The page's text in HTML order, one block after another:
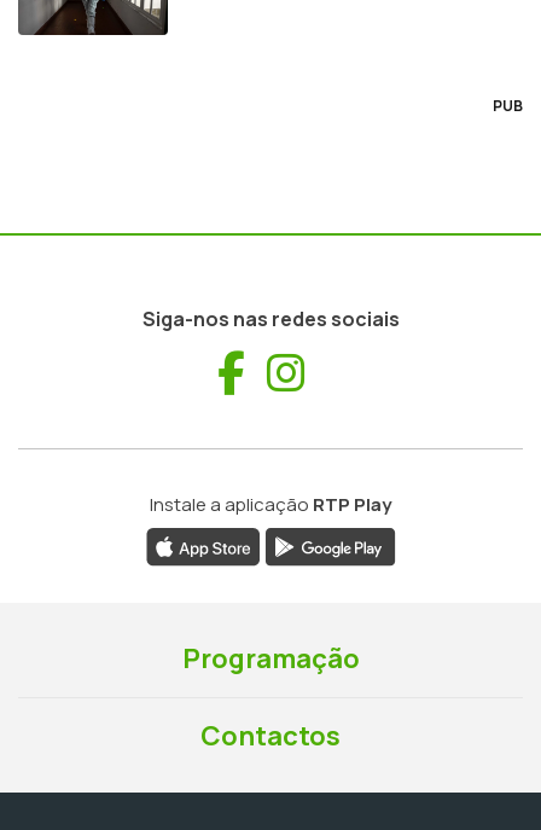
PUB
Siga-nos nas redes sociais
Facebook
Instale a aplicação RTP Play
Programação
Contactos